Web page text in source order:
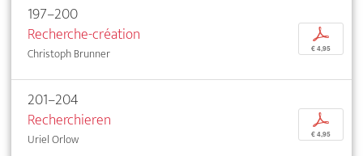
197–200
Recherche-création
Christoph Brunner
p
€ 4,95
201–204
Recherchieren
Uriel Orlow
p
€ 4,95